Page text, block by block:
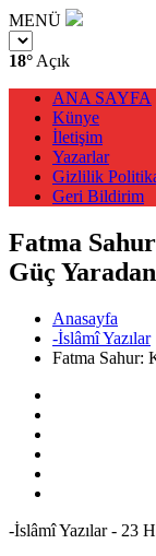
MENÜ
18° Açık
ANA SAYFA
Künye
İletişim
Yazarlar
Gizlilik
Geri Bildirim
Fatma
Güç
Anasayfa
-İslâmî Yazılar
Fatma Sahur:
-İslâmî Yazılar- 23